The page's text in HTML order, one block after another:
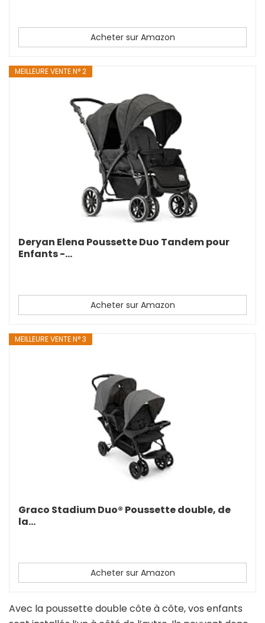
Acheter sur Amazon
MEILLEURE VENTE N° 2
Deryan Elena Poussette Duo Tandem pour
Enfants -...
Acheter sur Amazon
MEILLEURE VENTE N° 3
Graco Stadium Duo® Poussette double, de
la...
Acheter sur Amazon
Avec la poussette double côte à côte, vos enfants